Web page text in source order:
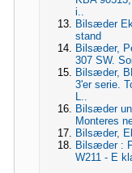
i..
Bilsæder
stand
Bilsæder,
307 SW.
Bilsæder,
3'er serie.
Bilsæder
Monteres
Bilsæder,
Bilsæder :
W211 - E